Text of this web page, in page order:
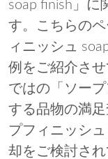
soap finish」に
す。こちらの
ィニッシュ
例をご紹介さ
ではの「ソー
する品物の満
プフィニッシ
却をご検討さ